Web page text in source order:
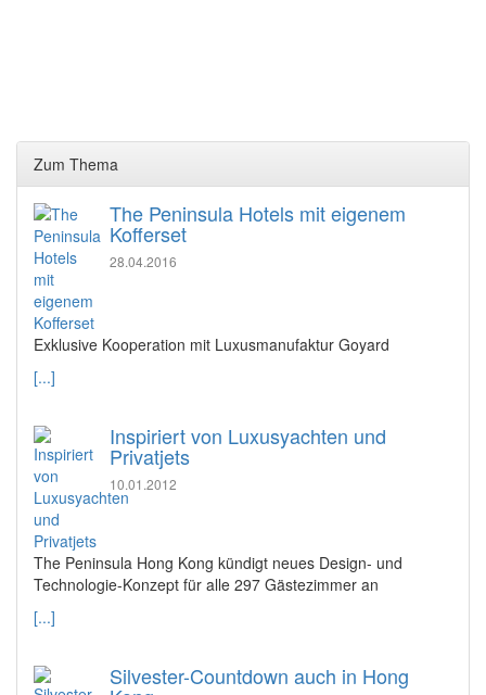
Zum Thema
The Peninsula Hotels mit eigenem
Kofferset
28.04.2016
Exklusive Kooperation mit Luxusmanufaktur Goyard
[...]
Inspiriert von Luxusyachten und
Privatjets
10.01.2012
The Peninsula Hong Kong kündigt neues Design- und
Technologie-Konzept für alle 297 Gästezimmer an
[...]
Silvester-Countdown auch in Hong